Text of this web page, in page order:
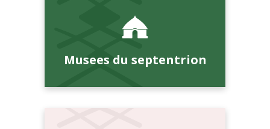
Musees du septentrion